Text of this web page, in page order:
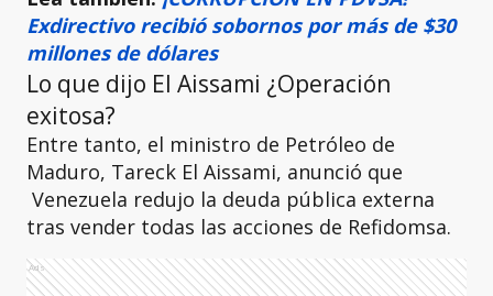
Exdirectivo recibió sobornos por más de $30
millones de dólares
Lo que dijo El Aissami ¿Operación
exitosa?
Entre tanto, el ministro de Petróleo de
Maduro, Tareck El Aissami, anunció que
Venezuela redujo la deuda pública externa
tras vender todas las acciones de Refidomsa.
Ads